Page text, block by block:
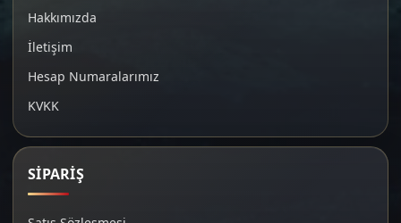
Hakkımızda
İletişim
Hesap Numaralarımız
KVKK
SİPARİŞ